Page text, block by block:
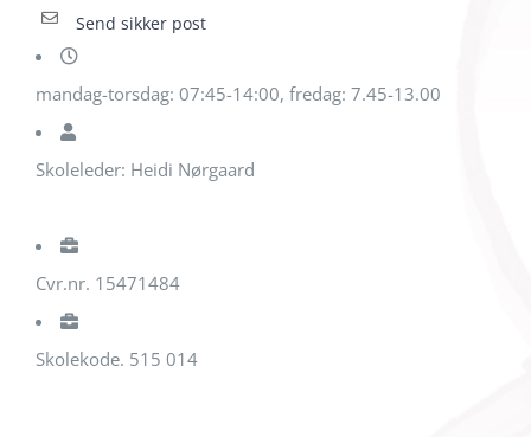
Send sikker post
mandag-torsdag: 07:45-14:00, fredag: 7.45-13.00
Skoleleder: Heidi Nørgaard
Cvr.nr. 15471484
Skolekode. 515 014